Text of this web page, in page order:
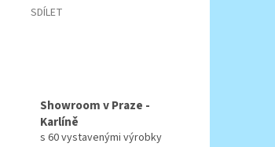
SDÍLET
Showroom v Praze -
Karlíně
s 60 vystavenými výrobky